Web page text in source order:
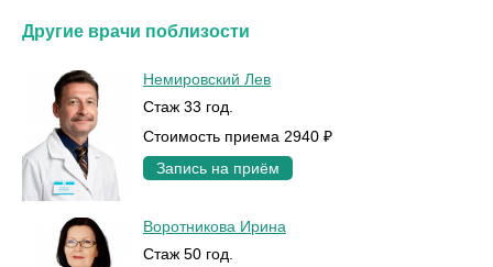
Другие врачи поблизости
Немировский Лев
Стаж 33 год.
Стоимость приема 2940 ₽
Запись на приём
Воротникова Ирина
Стаж 50 год.